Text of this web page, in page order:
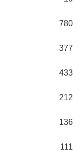
780
377
433
212
136
111